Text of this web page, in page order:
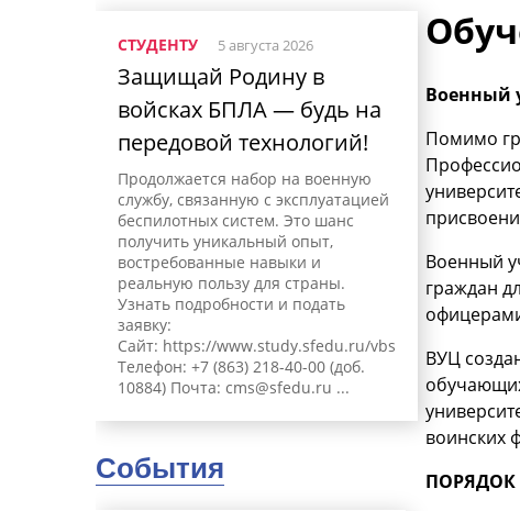
Военный
Помимо
Военный
граждан
ВУЦ
воинских
СТУДЕНТУ 5 августа 2026
Защищай Родину в
войсках БПЛА — будь на
передовой технологий!
Продолжается набор на военную
службу, связанную с эксплуатацией
беспилотных систем. Это шанс
получить уникальный опыт,
востребованные навыки и
реальную пользу для страны.
Узнать подробности и подать
заявку:
Сайт: https://www.study.sfedu.ru/vbs
Телефон: +7 (863) 218-40-00 (доб.
10884) Почта: cms@sfedu.ru ...
События